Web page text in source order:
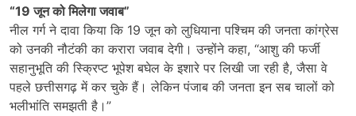
“19जून को मिलेगा जवाब”
नील गर्ग ने दावा किया कि 19 जून को लुधियाना पश्चिम की जनता कांग्रेस
को उनकी नौटंकी का करारा जवाब देगी। उन्होंने कहा, “आशु की फर्जी
सहानुभूति की स्क्रिप्ट भूपेश बघेल के इशारे पर लिखी जा रही है, जैसा वे
पहले छत्तीसगढ़ में कर चुके हैं। लेकिन पंजाब की जनता इन सब चालों को
भलीभांति समझती है।”